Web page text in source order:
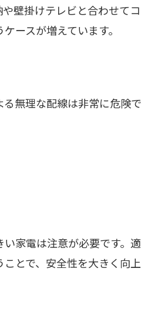
壁掛けテレビと合わせてコ
ースが増えています。
る無理な配線は非常に危険で
家電は注意が必要です。適
とで、安全性を大きく向上